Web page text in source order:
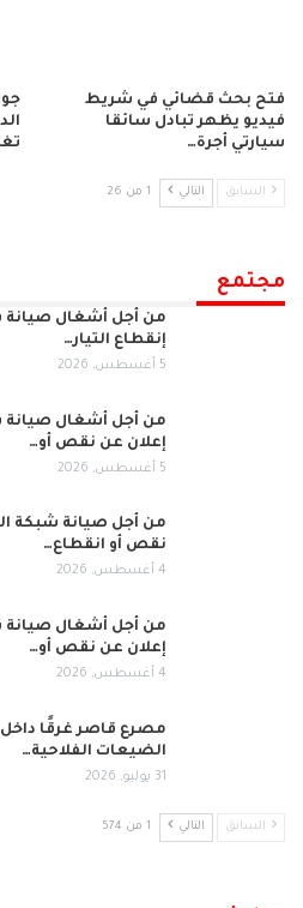
فتح بحث قضائي في شريط
فيديو يظهر تبادل سائقا
سيارتي أجرة…
السابق التالي 1 من 26
مجتمع
من أجل أشغال صيانة
إنقطاع التيار…
5 أغسطس, 2026
من أجل أشغال صيانة
إعلان عن نقص أو…
5 أغسطس, 2026
من أجل صيانة شبكة
نقص أو انقطاع…
4 أغسطس, 2026
من أجل أشغال صيانة
إعلان عن نقص أو…
4 أغسطس, 2026
مصرع قاصر غرقًا
الضيعات الفلاحية…
31 يوليو, 2026
السابق التالي 1 من 574